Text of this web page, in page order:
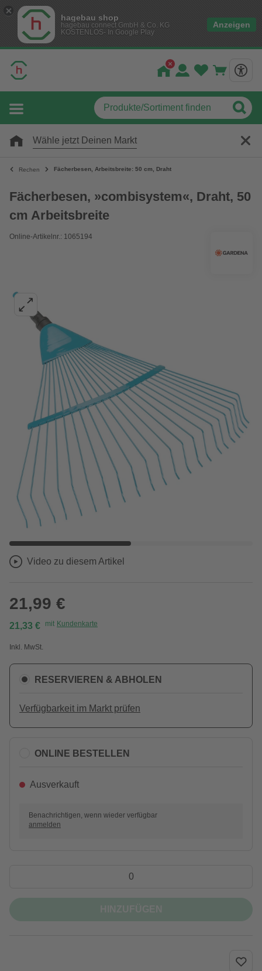
hagebau shop
hagebau connect GmbH & Co. KG
KOSTENLOS- In Google Play
Anzeigen
Wähle jetzt Deinen Markt
Rechen Fächerbesen, Arbeitsbreite: 50 cm, Draht
Fächerbesen, »combisystem«, Draht, 50
cm Arbeitsbreite
Online-Artikelnr.: 1065194
Video zu diesem Artikel
21,99 €
21,33 € mit Kundenkarte
Inkl. MwSt.
RESERVIEREN & ABHOLEN
Verfügbarkeit im Markt prüfen
ONLINE BESTELLEN
Ausverkauft
Benachrichtigen, wenn wieder verfügbar
anmelden